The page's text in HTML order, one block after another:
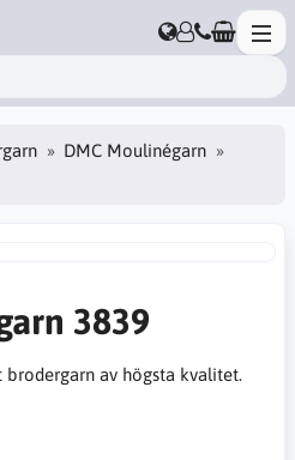
DMC Moulinégarn
3839
av högsta kvalitet.